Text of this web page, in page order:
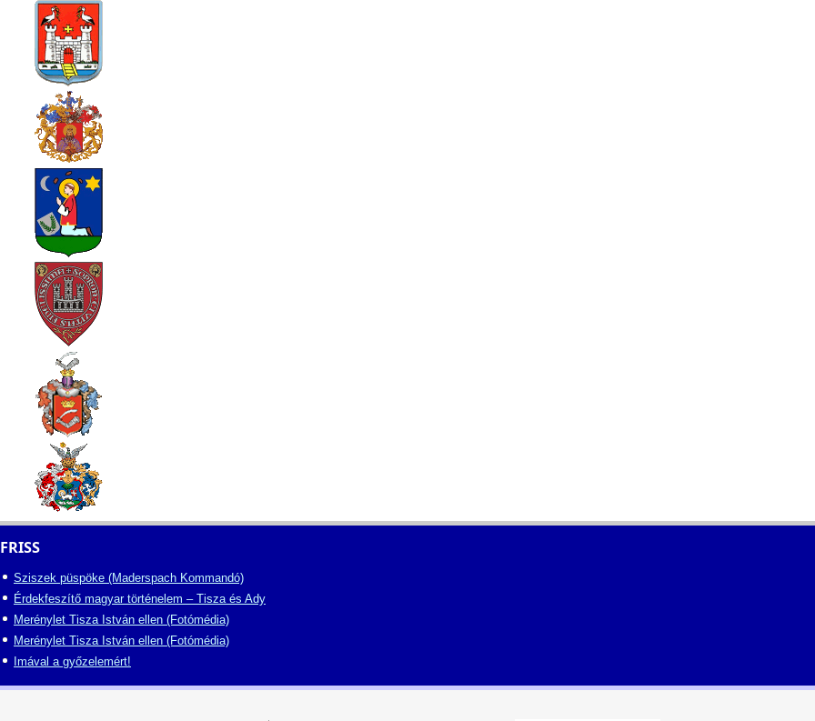
FRISS
Sziszek püspöke (Maderspach Kommandó)
Érdekfeszítő magyar történelem – Tisza és Ady
Merénylet Tisza István ellen (Fotómédia)
Merénylet Tisza István ellen (Fotómédia)
Imával a győzelemért!